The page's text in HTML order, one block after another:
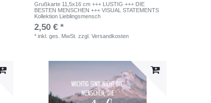
Grußkarte 11,5x16 cm +++ LUSTIG +++ DIE
BESTEN MENSCHEN +++ VISUAL STATEMENTS
Kollektion Lieblingsmensch
2,50 € *
*inkl. ges. MwSt. zzgl.Versandkosten